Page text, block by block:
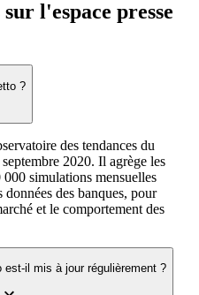
l'espace presse
?
des tendances du
2020. Il agrège les
simulations mensuelles
données des banques, pour
et le comportement des
est-il mis à jour régulièrement ?